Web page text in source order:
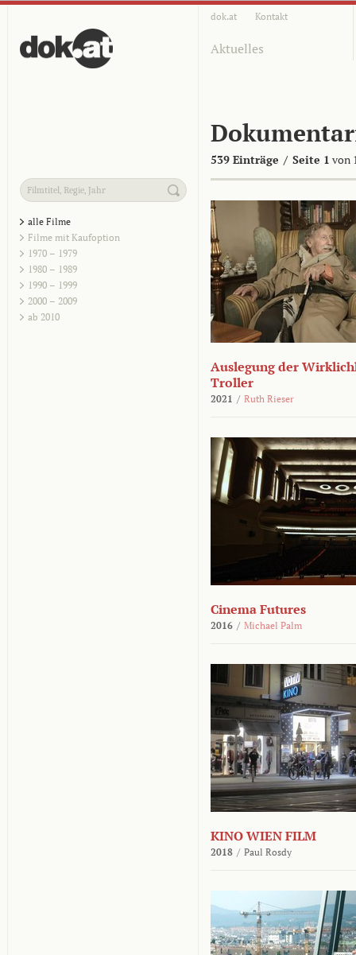
dok.at Kontakt
Aktuelles
539 Einträge / Seite 1 von
alle Filme
Filme mit Kaufoption
1970 – 1979
1980 – 1989
1990 – 1999
2000 – 2009
ab 2010
Auslegung der
Troller
2021 / Ruth Rieser
Cinema Futures
2016 / Michael Palm
KINO WIEN FILM
2018 / Paul Rosdy